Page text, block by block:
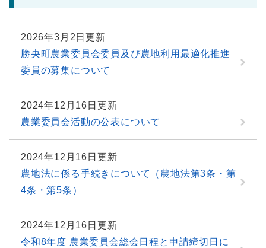
2026年3月2日更新
勝央町農業委員会委員及び農地利用最適化推進
委員の募集について
2024年12月16日更新
農業委員会活動の公表について
2024年12月16日更新
農地法に係る手続きについて（農地法第3条・第
4条・第5条）
2024年12月16日更新
令和8年度 農業委員会総会日程と申請締切日に